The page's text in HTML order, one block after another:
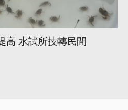
高 水試所技轉民間